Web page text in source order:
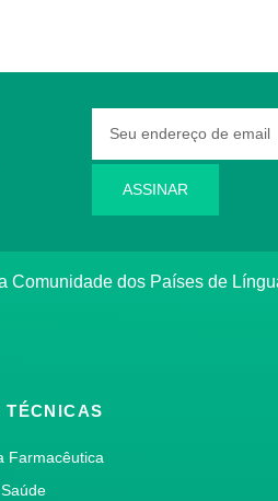
ASSINAR
Comunidade dos Países de
Farmacêutica